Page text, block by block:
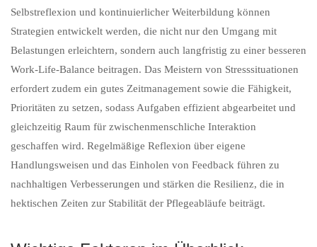
Selbstreflexion und kontinuierlicher Weiterbildung können
Strategien entwickelt werden, die nicht nur den Umgang mit
Belastungen erleichtern, sondern auch langfristig zu einer besseren
Work-Life-Balance beitragen. Das Meistern von Stresssituationen
erfordert zudem ein gutes Zeitmanagement sowie die Fähigkeit,
Prioritäten zu setzen, sodass Aufgaben effizient abgearbeitet und
gleichzeitig Raum für zwischenmenschliche Interaktion
geschaffen wird. Regelmäßige Reflexion über eigene
Handlungsweisen und das Einholen von Feedback führen zu
nachhaltigen Verbesserungen und stärken die Resilienz, die in
hektischen Zeiten zur Stabilität der Pflegeabläufe beiträgt.